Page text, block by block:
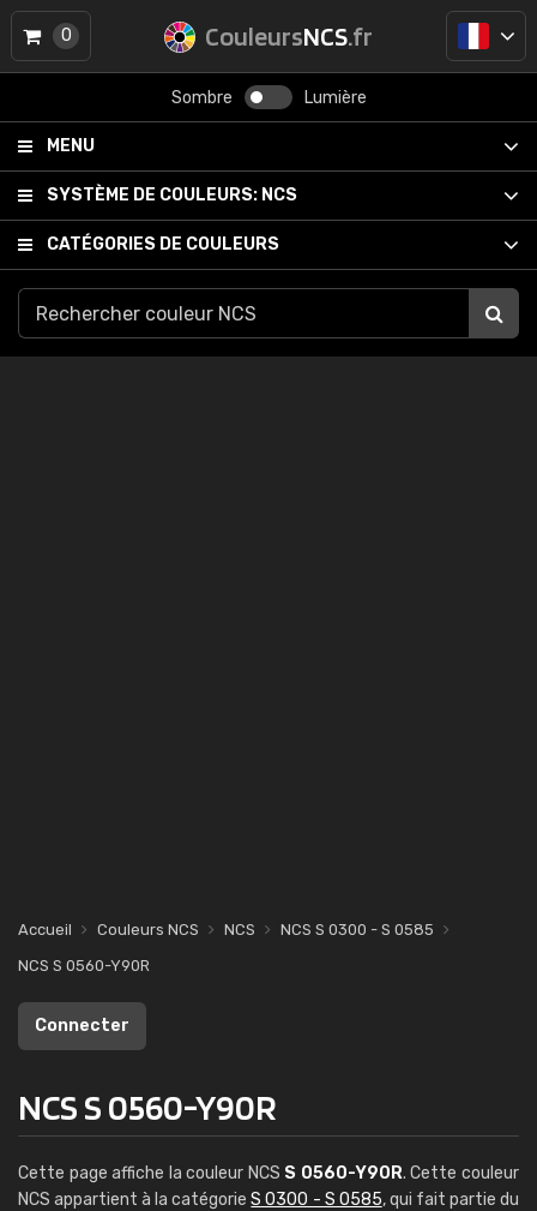
CouleursNCS.fr
Sombre Lumière
MENU
SYSTÈME DE COULEURS: NCS
CATÉGORIES DE COULEURS
0
Accueil Couleurs NCS NCS
NCS S 0300 - S 0585
NCS S 0560-Y90R
Connecter
NCS S 0560-Y90R
Cette page affiche la couleur NCS S 0560-Y90R. Cette couleur
NCS appartient à la catégorieS 0300 - S 0585, qui fait partie du